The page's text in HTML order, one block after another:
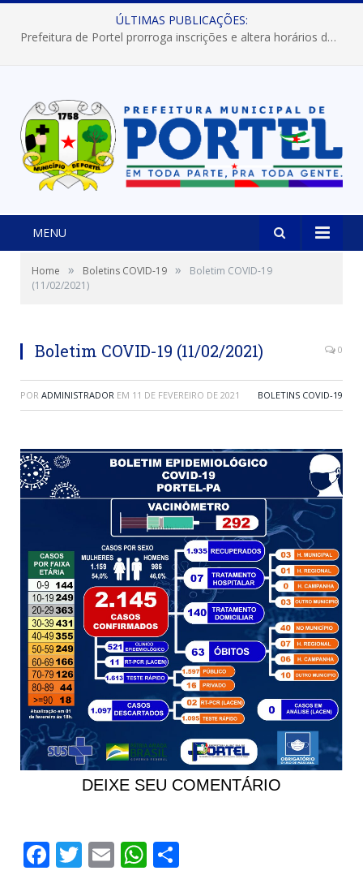
ÚLTIMAS PUBLICAÇÕES:
Prefeitura de Portel prorroga inscrições e altera horários dos concursos “Musa” e “Miss Mix Verão 2026”
MENU
Home » Boletins COVID-19 »
Boletim COVID-19
(11/02/2021)
Boletim COVID-19 (11/02/2021) 0
POR ADMINISTRADOR EM 11 DE FEVEREIRO DE 2021 BOLETINS COVID-19
DEIXE SEU COMENTÁRIO
Facebook
Twitter
EmailWhatsApp